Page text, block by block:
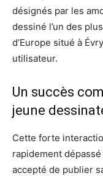
désignés par les
dessiné l’un des
d’Europe situé à
utilisateur.
Un succès
jeune
Cette forte
rapidement
accepté de publier